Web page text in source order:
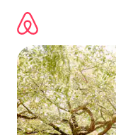
kwenda
kwenye
maudhui